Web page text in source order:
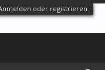
oder registrieren